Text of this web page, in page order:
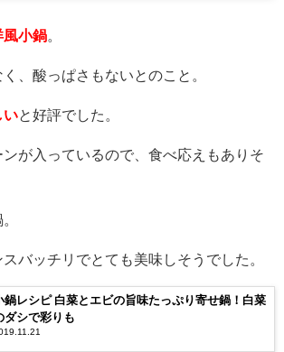
風小鍋
、酸っぱさもないとのこと。
いと好評でした。
が入っているので、食べ応えもありそ
バッチリでとても美味しそうでした。
鍋レシピ 白菜とエビの旨味たっぷり寄せ鍋！白菜
ダシで彩りも